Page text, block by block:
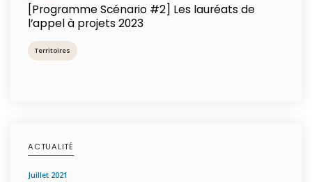
[Programme Scénario #2] Les lauréats de
l’appel à projets 2023
Territoires
ACTUALITÉ
juillet 2021